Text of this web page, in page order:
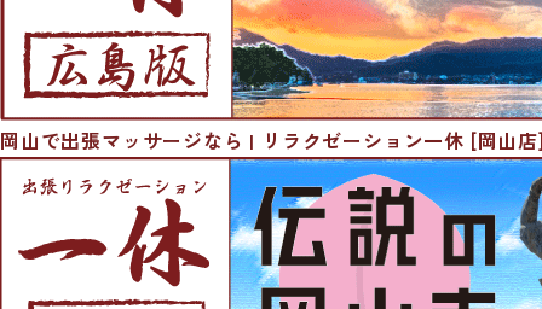
岡山で出張マッサージなら | リラクゼーション一休 [岡山